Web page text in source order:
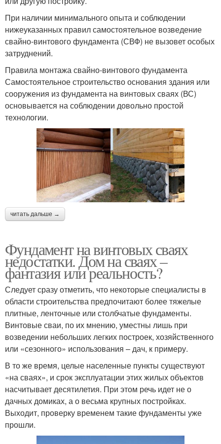
При наличии минимального опыта и соблюдении
нижеуказанных правил самостоятельное возведение
свайно-винтового фундамента (СВФ) не вызовет особых
затруднений.
Правила монтажа свайно-винтового фундамента
Самостоятельное строительство основания здания или
сооружения из фундамента на винтовых сваях (ВС)
основывается на соблюдении довольно простой
технологии.
читать дальше →
Фундамент на винтовых сваях
недостатки. Дом на сваях –
фантазия или реальность?
Следует сразу отметить, что некоторые специалисты в
области строительства предпочитают более тяжелые
плитные, ленточные или столбчатые фундаменты.
Винтовые сваи, по их мнению, уместны лишь при
возведении небольших легких построек, хозяйственного
или «сезонного» использования – дач, к примеру.
В то же время, целые населенные пункты существуют
«на сваях», и срок эксплуатации этих жилых объектов
насчитывает десятилетия. При этом речь идет не о
дачных домиках, а о весьма крупных постройках.
Выходит, проверку временем такие фундаменты уже
прошли.